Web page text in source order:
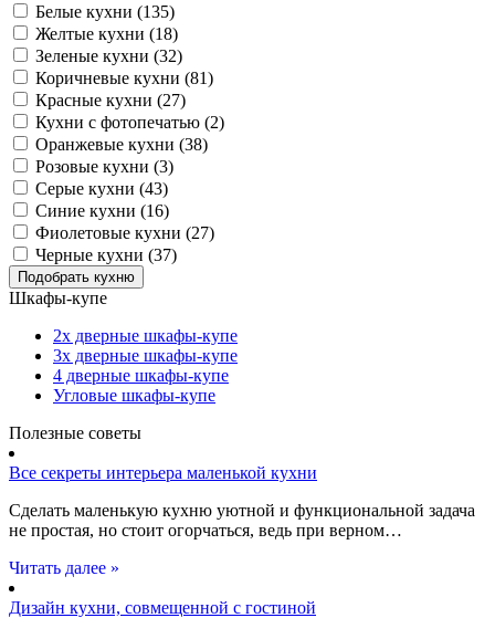
Белые кухни (135)
Желтые кухни (18)
Зеленые кухни (32)
Коричневые кухни (81)
Красные кухни (27)
Кухни с фотопечатью (2)
Оранжевые кухни (38)
Розовые кухни (3)
Серые кухни (43)
Синие кухни (16)
Фиолетовые кухни (27)
Черные кухни (37)
Шкафы-купе
2х дверные шкафы-купе
3х дверные шкафы-купе
4 дверные шкафы-купе
Угловые шкафы-купе
Полезные советы
Все секреты интерьера маленькой кухни
Сделать маленькую кухню уютной и функциональной задача
не простая, но стоит огорчаться, ведь при верном…
Читать далее »
Дизайн кухни, совмещенной с гостиной